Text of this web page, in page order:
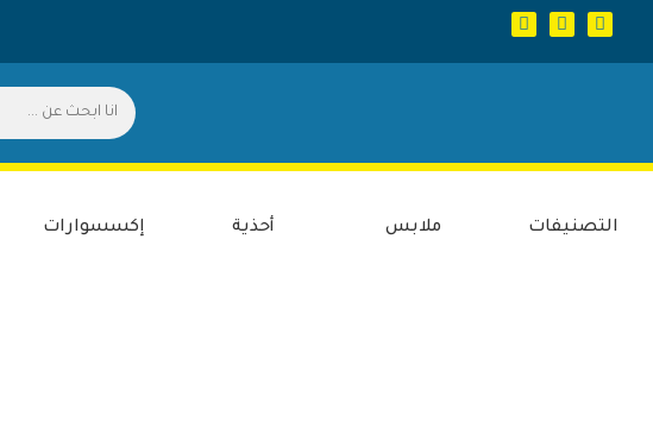
التصنيفات ملابس أحذية إكسسوارات